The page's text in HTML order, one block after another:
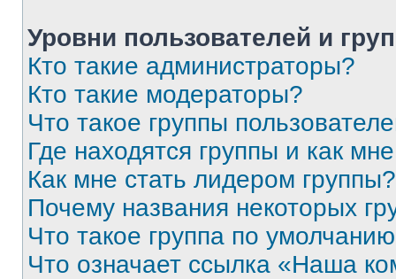
Уровни пользователей и
Кто такие администраторы?
Кто такие модераторы?
Что такое группы
Где находятся группы и как
Как мне стать лидером группы?
Почему названия некоторых
Что такое группа по
Что означает ссылка «Наша